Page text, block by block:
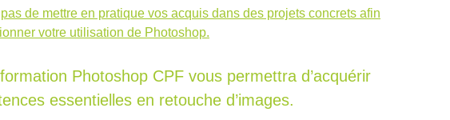
pas de mettre en pratique vos acquis dans des projets concrets afin
votre utilisation de Photoshop.
Photoshop CPF vous permettra d’acquérir
essentielles en retouche d’images.